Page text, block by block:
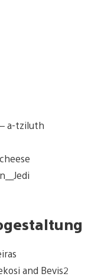
a-tziluth
and Bevis2